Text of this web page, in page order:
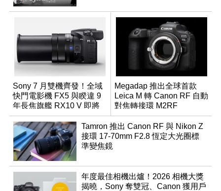
Sony 7 月雙機齊發！全域
快門電影機 FX5 與睽違 9
年長焦旗艦 RX10 V 即將
登場
Megadap 推出全球首款
Leica M 轉 Canon RF 自動
對焦轉接環 M2RF
Tamron 推出 Canon RF 與 Nikon Z
接環 17-70mm F2.8 恆定大光圈標
準變焦鏡
年度最佳相機出爐！2026 相機大獎
揭曉，Sony 奪雙冠、Canon 獲用戶